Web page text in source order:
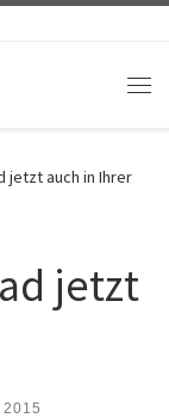
jetzt auch in Ihrer
jetzt